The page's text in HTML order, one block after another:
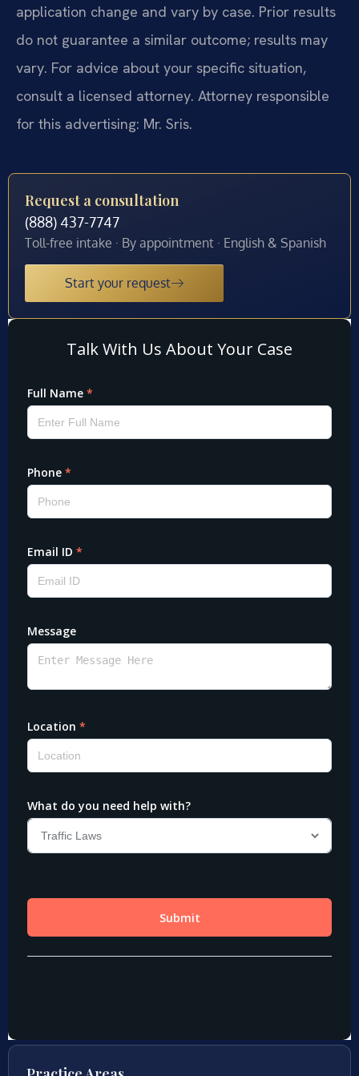
application change and vary by case. Prior results
do not guarantee a similar outcome; results may
vary. For advice about your specific situation,
consult a licensed attorney. Attorney responsible
for this advertising: Mr. Sris.
Request a consultation
(888) 437-7747
Toll-free intake · By appointment · English & Spanish
Start your request